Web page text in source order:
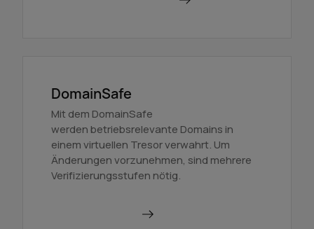
DomainSafe
Mit dem DomainSafe
werden betriebsrelevante Domains in
einem virtuellen Tresor verwahrt. Um
Änderungen vorzunehmen, sind mehrere
Verifizierungsstufen nötig.